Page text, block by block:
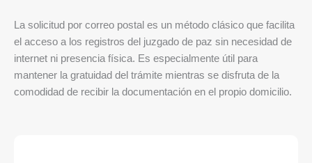
La solicitud por correo postal es un método clásico que facilita
el acceso a los registros del juzgado de paz sin necesidad de
internet ni presencia física. Es especialmente útil para
mantener la gratuidad del trámite mientras se disfruta de la
comodidad de recibir la documentación en el propio domicilio.